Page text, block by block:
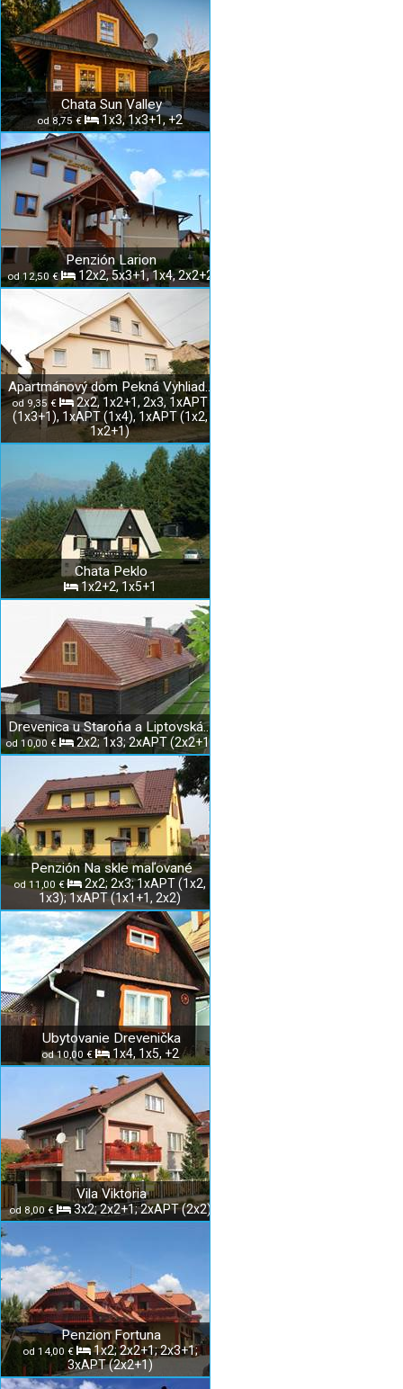
Chata Sun Valley
od 8,75 € 1x3, 1x3+1, +2
Penzión Larion
od 12,50 € 12x2, 5x3+1, 1x4, 2x2+2
Apartmánový dom Pekná Vyhliadka
od 9,35 €
2x2, 1x2+1, 2x3, 1xAPT
(1x3+1), 1xAPT (1x4), 1xAPT (1x2,
1x2+1)
Chata Peklo
1x2+2, 1x5+1
Drevenica u Staroňa a Liptovská izba
od 10,00 € 2x2; 1x3; 2xAPT (2x2+1)
Penzión Na skle maľované
od 11,00 €
2x2; 2x3; 1xAPT (1x2,
1x3); 1xAPT (1x1+1, 2x2)
Ubytovanie Drevenička
od 10,00 € 1x4, 1x5, +2
Vila Viktoria
od 8,00 € 3x2; 2x2+1; 2xAPT (2x2)
Penzion Fortuna
od 14,00 €
1x2; 2x2+1; 2x3+1;
3xAPT (2x2+1)